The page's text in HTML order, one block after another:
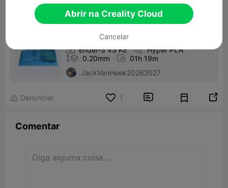
Imprimir Arquivo：
obj_1_Botton
 Ender-3 V3 KE  Hyper PLA
 0.20mm  01h 19m
JackVanHeek20262027
 Denunciar 1  
Comentar
Abrir na Creality Cloud
Cancelar